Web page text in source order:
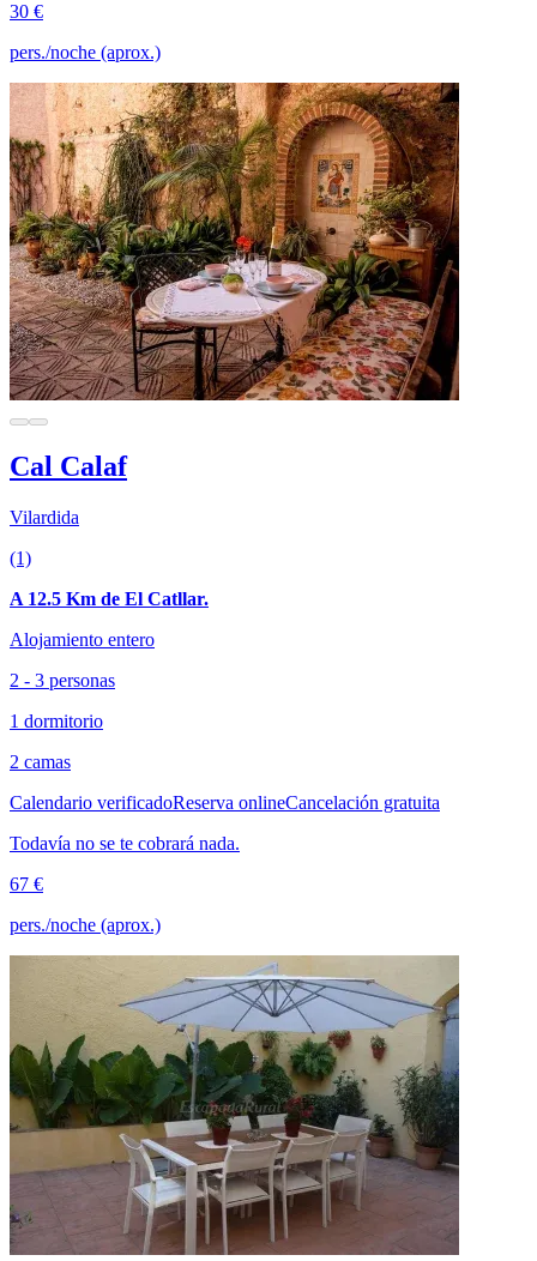
30 €
pers./noche (aprox.)
Cal Calaf
Vilardida
(1)
A 12.5 Km de El Catllar.
Alojamiento entero
2 - 3 personas
1 dormitorio
2 camas
Calendario verificadoReserva onlineCancelación gratuita
Todavía no se te cobrará nada.
67 €
pers./noche (aprox.)